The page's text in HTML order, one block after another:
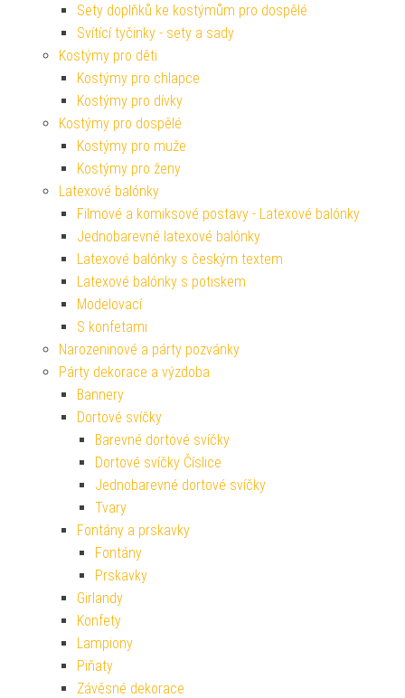
Sety doplňků ke kostýmům pro dospělé
Svítící tyčinky - sety a sady
Kostýmy pro děti
Kostýmy pro chlapce
Kostýmy pro dívky
Kostýmy pro dospělé
Kostýmy pro muže
Kostýmy pro ženy
Latexové balónky
Filmové a komiksové postavy - Latexové balónky
Jednobarevné latexové balónky
Latexové balónky s českým textem
Latexové balónky s potiskem
Modelovací
S konfetami
Narozeninové a párty pozvánky
Párty dekorace a výzdoba
Bannery
Dortové svíčky
Barevné dortové svíčky
Dortové svíčky Číslice
Jednobarevné dortové svíčky
Tvary
Fontány a prskavky
Fontány
Prskavky
Girlandy
Konfety
Lampiony
Piňaty
Závěsné dekorace